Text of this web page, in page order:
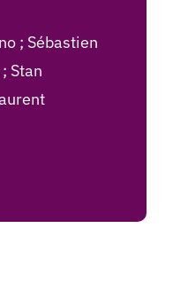
; Sébastien
Stan